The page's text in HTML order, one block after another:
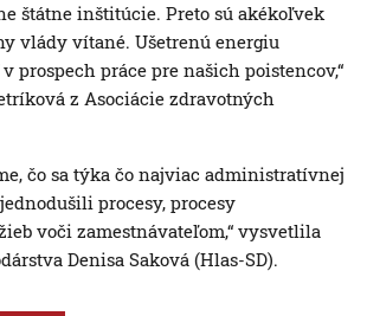
štátne inštitúcie. Preto sú akékoľvek
vlády vítané. Ušetrenú energiu
prospech práce pre našich poistencov,“
z Asociácie zdravotných
čo sa týka čo najviac administratívnej
procesy, procesy
voči zamestnávateľom,“ vysvetlila
Denisa Saková (Hlas-SD).